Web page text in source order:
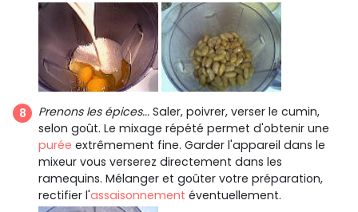
Prenons les épices... Saler, poivrer, verser le cumin,
selon goût. Le mixage répété permet d'obtenir une
purée extrêmement fine. Garder l'appareil dans le
mixeur vous verserez directement dans les
ramequins. Mélanger et goûter votre préparation,
rectifier l'assaisonnement éventuellement.